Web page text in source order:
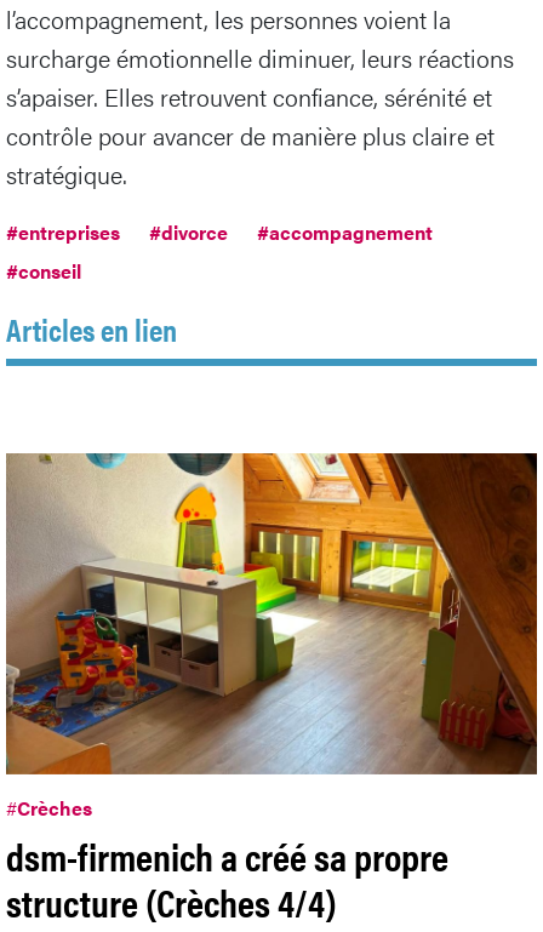
l’accompagnement, les personnes voient la
surcharge émotionnelle diminuer, leurs réactions
s’apaiser. Elles retrouvent confiance, sérénité et
contrôle pour avancer de manière plus claire et
stratégique.
#entreprises #divorce
#accompagnement
#conseil
Articles en lien
#Crèches
dsm-firmenich a créé sa propre
structure (Crèches 4/4)